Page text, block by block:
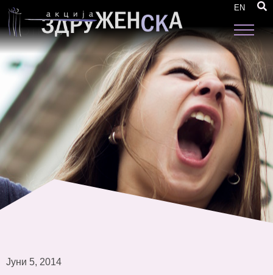
EN
РОДОВАТА ЕДНАКВОСТ Е СЕКОЈДНЕВНА
ПОТРЕБА
Јуни 5, 2014